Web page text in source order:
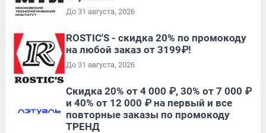
До 31 августа, 2026
ROSTIC'S - скидка 20% по промокоду
на любой заказ от 3199₽!
До 31 августа, 2026
Скидка 20% от 4 000 ₽, 30% от 7 000 ₽
и 40% от 12 000 ₽ на первый и все
повторные заказы по промокоду
ТРЕНД